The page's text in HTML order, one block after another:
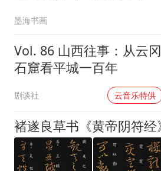
墨海书画
Vol. 86 山西往事：从云冈
石窟看平城一百年
剧谈社 云音乐特供